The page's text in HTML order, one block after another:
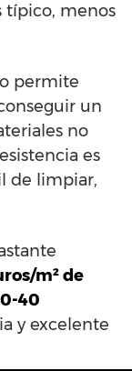
típico, menos
permite
un
no
es
de limpiar,
m² de
40
y excelente